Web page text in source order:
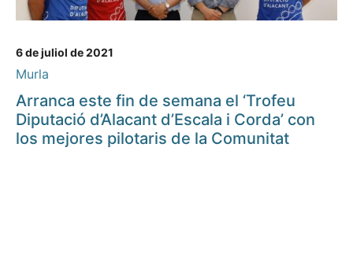
6 de juliol de 2021
Murla
Arranca este fin de semana el ‘Trofeu
Diputació d’Alacant d’Escala i Corda’ con
los mejores pilotaris de la Comunitat